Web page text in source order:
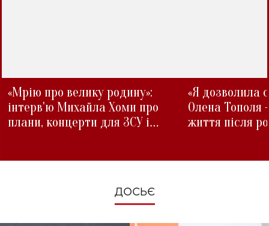
«Мрію про велику родину»:
інтерв'ю Михайла Хоми про
плани, концерти для ЗСУ і
«Я дозволила
Олена Тополя
життя після
ДОСЬЄ